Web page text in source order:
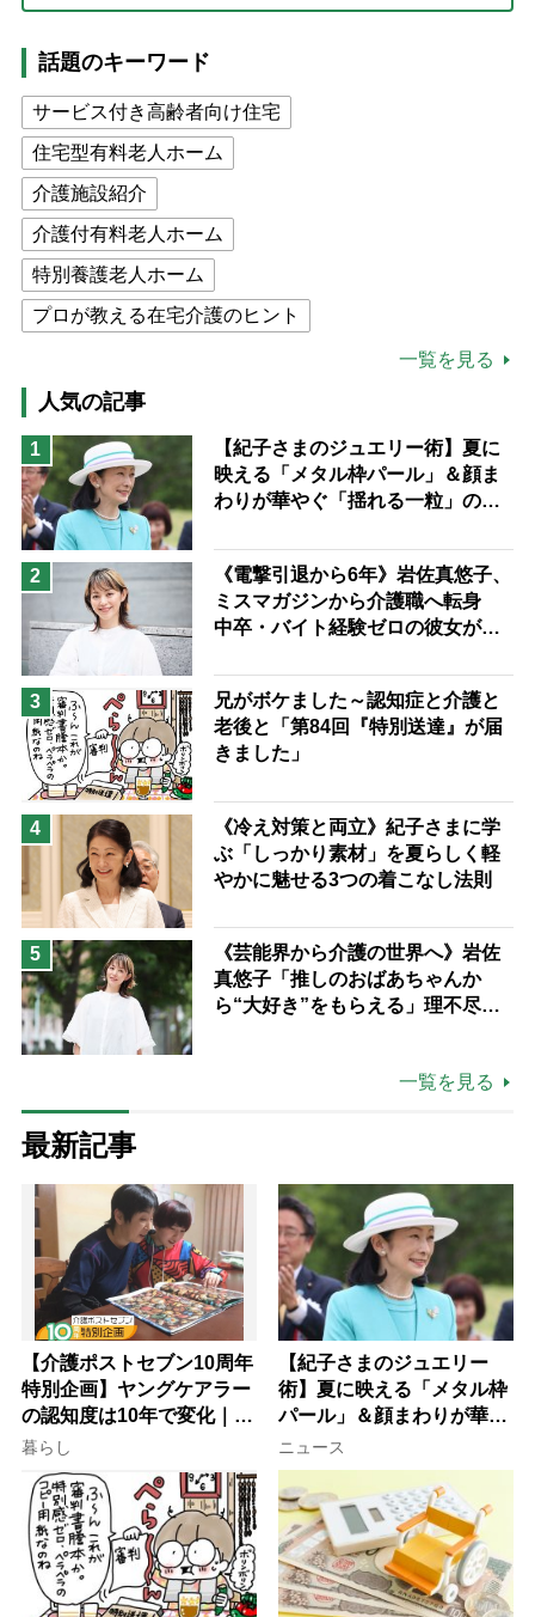
話題のキーワード
サービス付き高齢者向け住宅
住宅型有料老人ホーム
介護施設紹介
介護付有料老人ホーム
特別養護老人ホーム
プロが教える在宅介護のヒント
高木ブー
ケアマネジャー
猫が母になつきません
息子の遠距離介護サバイバル術
兄がボケました
予防法
一覧を見る
人気の記事
1
【紀子さまのジュエリー術】夏に
映える「メタル枠パール」＆顔ま
わりが華やぐ「揺れる一粒」の使
2
《電撃引退から6年》岩佐真悠子、
ミスマガジンから介護職へ転身
中卒・バイト経験ゼロの彼女が見
ながら自分らしくいられる」
3
兄がボケました～認知症と介護と
老後と「第84回『特別送達』が届
きました」
4
《冷え対策と両立》紀子さまに学
ぶ「しっかり素材」を夏らしく軽
やかに魅せる3つの着こなし法則
5
《芸能界から介護の世界へ》岩佐
真悠子「推しのおばあちゃんか
ら“大好き”をもらえる」理不尽さ
一覧を見る
最新記事
【介護ポストセブン10周年
特別企画】ヤングケアラー
の認知度は10年で変化｜流
行語大賞にノミネート、法
律にも明記されたが果たし
て現在は？
暮らし
【紀子さまのジュエリー
術】夏に映える「メタル枠
パール」＆顔まわりが華や
ぐ「揺れる一粒」の使い分
け方
ニュース